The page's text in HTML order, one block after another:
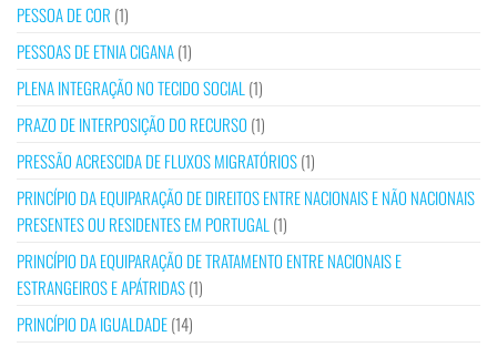
PESSOA DE COR (1)
PESSOAS DE ETNIA CIGANA(1)
PLENA INTEGRAÇÃO NO TECIDO SOCIAL (1)
PRAZO DE INTERPOSIÇÃO DO RECURSO (1)
PRESSÃO ACRESCIDA DE FLUXOS MIGRATÓRIOS(1)
PRINCÍPIO DA EQUIPARAÇÃO DE DIREITOS ENTRE NACIONAIS E NÃO NACIONAIS
PRESENTES OU RESIDENTES EM PORTUGAL (1)
PRINCÍPIO DA EQUIPARAÇÃO DE TRATAMENTO ENTRE NACIONAIS E
ESTRANGEIROS E APÁTRIDAS(1)
PRINCÍPIO DA IGUALDADE(14)